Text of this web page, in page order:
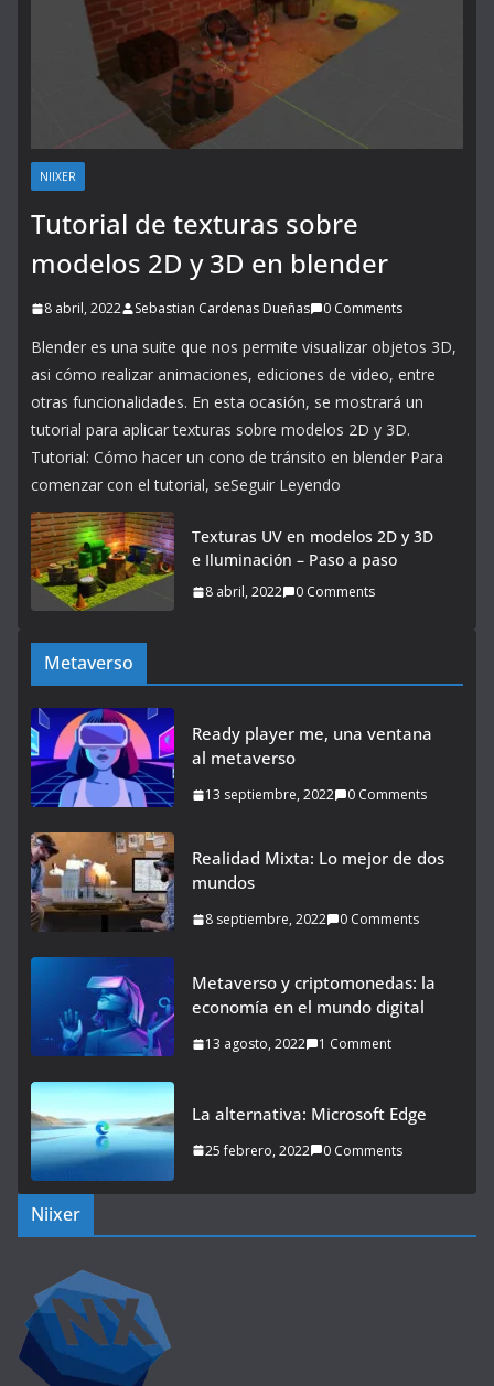
NIIXER
Tutorial de texturas sobre
modelos 2D y 3D en blender
8 abril, 2022 Sebastian Cardenas Dueñas 0 Comments
Blender es una suite que nos permite visualizar objetos 3D,
asi cómo realizar animaciones, ediciones de video, entre
otras funcionalidades. En esta ocasión, se mostrará un
tutorial para aplicar texturas sobre modelos 2D y 3D.
Tutorial: Cómo hacer un cono de tránsito en blender Para
comenzar con el tutorial, seSeguir Leyendo
Texturas UV en modelos 2D y 3D
e Iluminación – Paso a paso
8 abril, 2022 0 Comments
Metaverso
Ready player me, una ventana
al metaverso
13 septiembre, 2022 0 Comments
Realidad Mixta: Lo mejor de dos
mundos
8 septiembre, 2022 0 Comments
Metaverso y criptomonedas: la
economía en el mundo digital
13 agosto, 2022 1 Comment
La alternativa: Microsoft Edge
25 febrero, 2022 0 Comments
Niixer